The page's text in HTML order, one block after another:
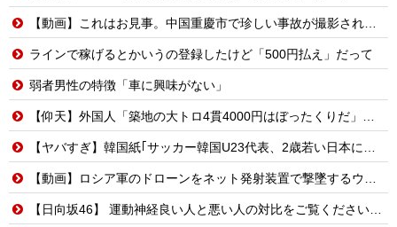
【動画】これはお見事。中国重慶市で珍しい事故が撮影される。
ラインで稼げるとかいうの登録したけど「500円払え」だって
弱者男性の特徴「車に興味がない」
【仰天】外国人「築地の大トロ4貫4000円はぼったくりだ」→日本人の反応が真っ二つに
【ヤバすぎ】韓国紙｢サッカー韓国U23代表、2歳若い日本に負けると歴史的屈辱｣
【動画】ロシア軍のドローンをネット発射装置で撃墜するウクライナ。
【日向坂46】 運動神経良い人と悪い人の対比をご覧ください…